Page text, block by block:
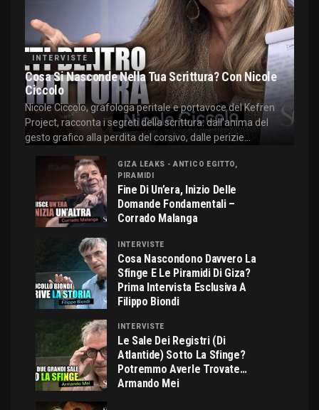
INTERVISTE
Cosa Si Nasconde Nella Tua Scrittura? Con Nicole
Ciccolo
Nicole Ciccolo, grafologa peritale e portavoce del Kefren
Project, racconta i segreti della scrittura: dall'anima del
gesto grafico alla perdita del corsivo, dalle perizie...
GIZA LEAKS - ANTICO EGITTO,
PIRAMIDI
Fine Di Un’era, Inizio Delle
Domande Fondamentali –
Corrado Malanga
INTERVISTE
Cosa Nascondono Davvero La
Sfinge E Le Piramidi Di Giza?
Prima Intervista Esclusiva A
Filippo Biondi
INTERVISTE
Le Sale Dei Registri (di
Atlantide) Sotto La Sfinge?
Potremmo Averle Trovate…
Armando Mei